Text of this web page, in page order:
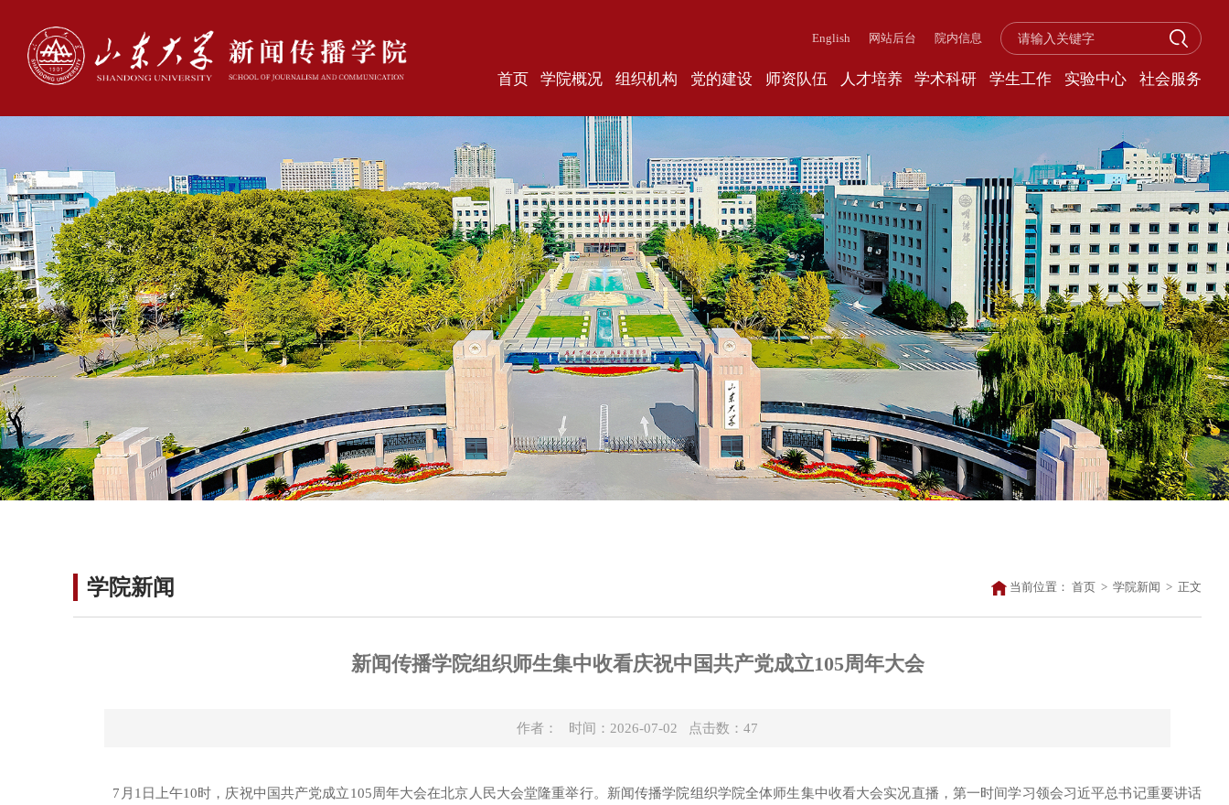
English 网站后台 院内信息
首页 学院概况 组织机构 党的建设 师资队伍 人才培养 学术科研 学生工作 实验中心 社会服务
学院新闻 当前位置： 首页 > 学院新闻 > 正文
新闻传播学院组织师生集中收看庆祝中国共产党成立105周年大会
作者： 时间：2026-07-02 点击数：47
7月1日上午10时，庆祝中国共产党成立105周年大会在北京人民大会堂隆重举行。 新闻传播学院组织学院全体师生集中收看大会实况直播，第一时间学习领会习近平总书记重要讲话